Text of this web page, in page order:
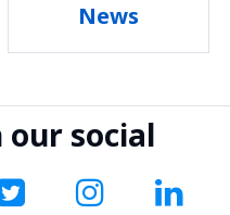
News
our social